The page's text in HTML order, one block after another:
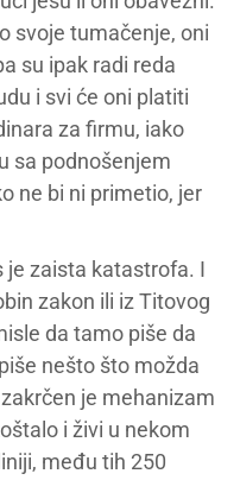
svoje tumačenje, oni
su ipak radi reda
i svi će oni platiti
za firmu, iako
sa podnošenjem
ne bi ni primetio, jer
je zaista katastrofa. I
zakon ili iz Titovog
da tamo piše da
nešto što možda
je mehanizam
i živi u nekom
među tih 250